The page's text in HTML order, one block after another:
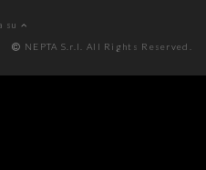
su
NEPTA S.r.l. All Rights Reserved.